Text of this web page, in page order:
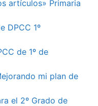
artículos» Primaria
DPCC 1º
de 1º de
mi plan de
el 2º Grado de